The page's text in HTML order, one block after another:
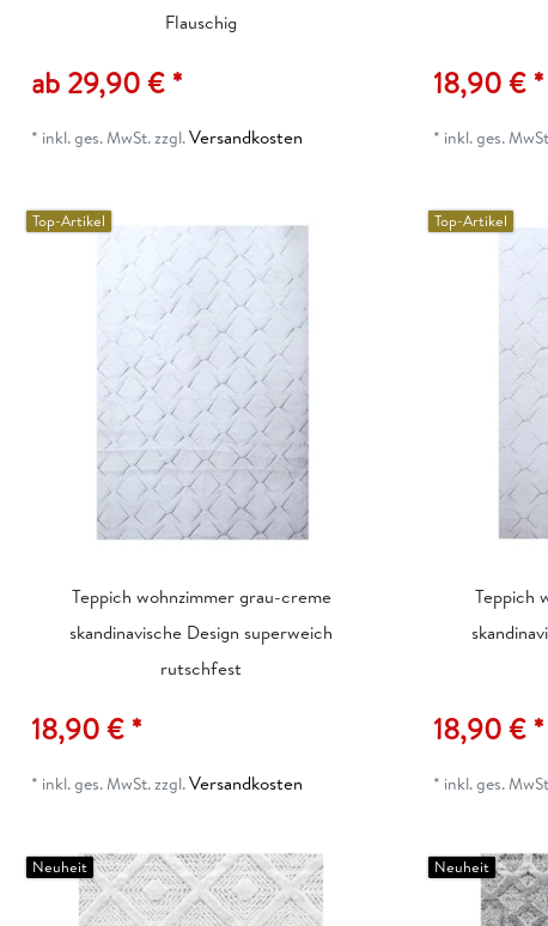
Flauschig
ab 29,90 € *
* inkl. ges. MwSt.zzgl.Versandkosten
18,90 € *
* inkl. ges.
Top-Artikel
Teppich wohnzimmer grau-creme
skandinavische Design superweich
rutschfest
18,90 € *
* inkl. ges. MwSt.zzgl.Versandkosten
Top-Artikel
Teppich
18,90 € *
* inkl. ges.
Neuheit Neuheit